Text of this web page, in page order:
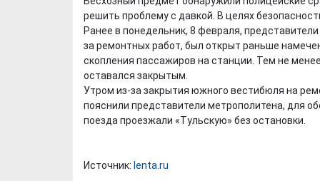
решить проблему с давкой. В целях
Ранее в понедельник, 8 февраля,
за ремонтных работ, был открыт раньше
скопления пассажиров на станции. Тем не
оставался закрытым.
Утром из-за закрытия южного вестибюля на
пояснили представители метрополитена, для
поезда проезжали «Тульскую» без остановки.
Источник: lenta.ru